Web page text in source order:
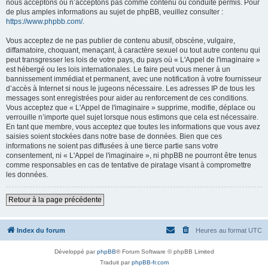
nous acceptons ou n’acceptons pas comme contenu ou conduite permis. Pour
de plus amples informations au sujet de phpBB, veuillez consulter :
https://www.phpbb.com/.
Vous acceptez de ne pas publier de contenu abusif, obscène, vulgaire,
diffamatoire, choquant, menaçant, à caractère sexuel ou tout autre contenu qui
peut transgresser les lois de votre pays, du pays où « L'Appel de l'imaginaire »
est hébergé ou les lois internationales. Le faire peut vous mener à un
bannissement immédiat et permanent, avec une notification à votre fournisseur
d’accès à Internet si nous le jugeons nécessaire. Les adresses IP de tous les
messages sont enregistrées pour aider au renforcement de ces conditions.
Vous acceptez que « L'Appel de l'imaginaire » supprime, modifie, déplace ou
verrouille n’importe quel sujet lorsque nous estimons que cela est nécessaire.
En tant que membre, vous acceptez que toutes les informations que vous avez
saisies soient stockées dans notre base de données. Bien que ces
informations ne soient pas diffusées à une tierce partie sans votre
consentement, ni « L'Appel de l'imaginaire », ni phpBB ne pourront être tenus
comme responsables en cas de tentative de piratage visant à compromettre
les données.
Retour à la page précédente
Index du forum Heures au format UTC
Développé parphpBB® Forum Software © phpBB Limited
Traduit parphpBB-fr.com